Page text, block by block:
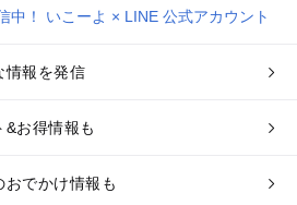
情報を発信
お得情報も
でかけ情報も